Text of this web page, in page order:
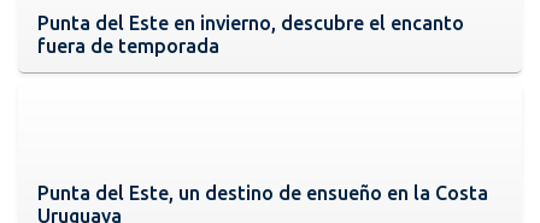
Punta del Este en invierno, descubre el encanto
fuera de temporada
Punta del Este, un destino de ensueño en la Costa
Uruguaya